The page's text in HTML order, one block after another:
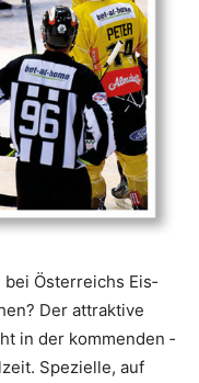
bei ­Österreichs Eis­
Der attraktive
in der kommenden
Spezielle, auf